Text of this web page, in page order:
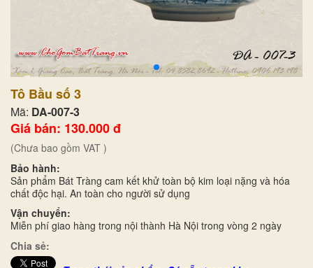
Tô Bầu số 3
Mã: DA-007-3
Giá bán: 130.000 đ
(Chưa bao gồm VAT )
Bảo hành:
Sản phẩm Bát Tràng cam kết khử toàn bộ kim loại nặng và hóa
chất độc hại. An toàn cho người sử dụng
Vận chuyển:
Miễn phí giao hàng trong nội thành Hà Nội trong vòng 2 ngày
Chia sẻ: